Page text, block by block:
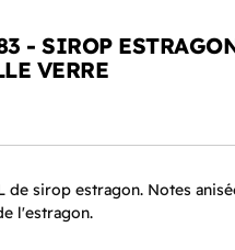
- SIROP
VERRE
de sirop estragon. Notes
l'estragon.